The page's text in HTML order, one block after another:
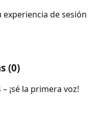
experiencia de sesión
(0)
¡sé la primera voz!